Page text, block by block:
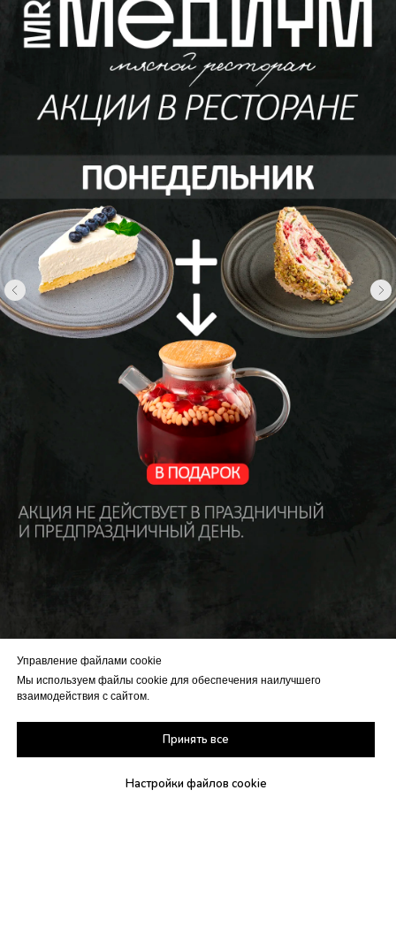
Забронировать стол
Управление файлами cookie
Мы используем файлы cookie для обеспечения наилучшего
взаимодействия с сайтом.
Принять все
Настройки файлов cookie